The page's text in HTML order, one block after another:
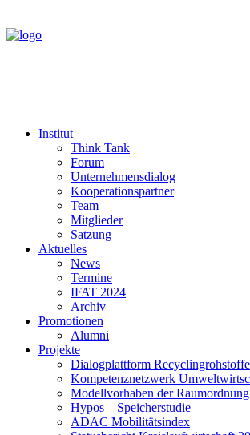
Institut
Think Tank
Forum
Unternehmensdialog
Kooperationspartner
Team
Mitglieder
Satzung
Aktuelles
News
Termine
IFAT 2024
Archiv
Promotionen
Alumni
Projekte
Dialogplattform Recyclingrohstoffe
Kompetenznetzwerk
Modellvorhaben der
Hypos – Speicherstudie
ADAC Mobilitätsindex